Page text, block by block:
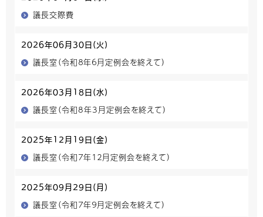
議長交際費
2026年06月30日(火)
議長室（令和８年６月定例会を終えて）
2026年03月18日(水)
議長室（令和8年3月定例会を終えて）
2025年12月19日(金)
議長室（令和７年１２月定例会を終えて）
2025年09月29日(月)
議長室（令和７年９月定例会を終えて）